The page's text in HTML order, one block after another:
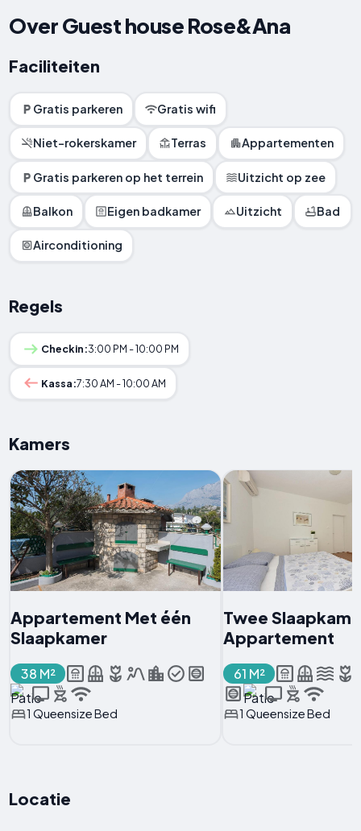
Over Guest house Rose&Ana
Faciliteiten
Gratis parkeren Gratis wifi
Niet-rokerskamer Terras Appartementen
Gratis parkeren op het terrein Uitzicht op zee
Balkon Eigen badkamer Uitzicht Bad
Airconditioning
Regels
Checkin:3:00 PM - 10:00 PM
Kassa:7:30 AM - 10:00 AM
Kamers
Appartement Met één
Slaapkamer
38 M²
1 Queensize Bed
Twee
Appartement
61 M²
1 Queensize Bed
Locatie